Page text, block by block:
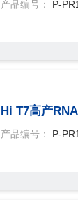
产品编号： P-
Hi T7高产
产品编号： P-